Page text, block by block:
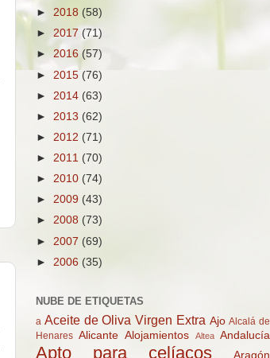
► 2018 (58)
► 2017 (71)
► 2016 (57)
► 2015 (76)
► 2014 (63)
► 2013 (62)
► 2012 (71)
► 2011 (70)
► 2010 (74)
► 2009 (43)
► 2008 (73)
► 2007 (69)
► 2006 (35)
NUBE DE ETIQUETAS
a Aceite de Oliva Virgen Extra Ajo Alcalá de
Henares Alicante Alojamientos Altea Andalucía
Apto para celíacos Aragón